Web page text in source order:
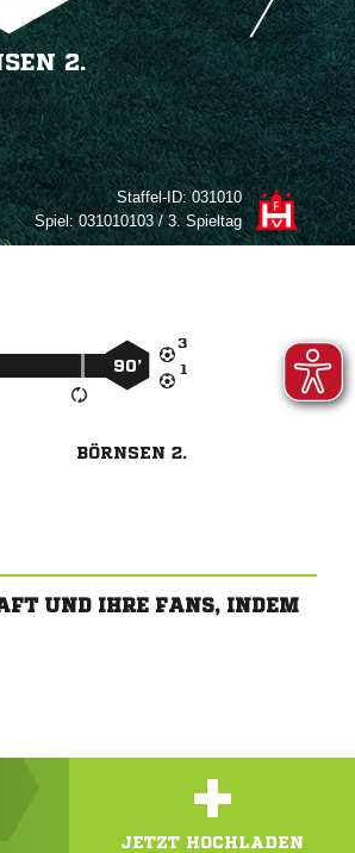
2.
Staffel-ID:031010
Spiel:031010103 / 3. Spieltag


90’
BÖRNSEN 2.
UND IHRE FANS, INDEM
+
JETZT HOCHLADEN